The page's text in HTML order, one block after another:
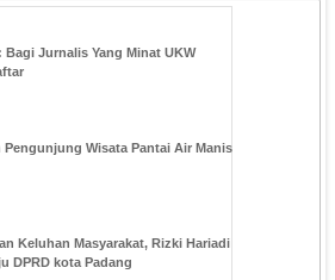
Bagi Jurnalis Yang Minat UKW
Pengunjung Wisata Pantai Air Manis
Keluhan Masyarakat, Rizki Hariadi
DPRD kota Padang